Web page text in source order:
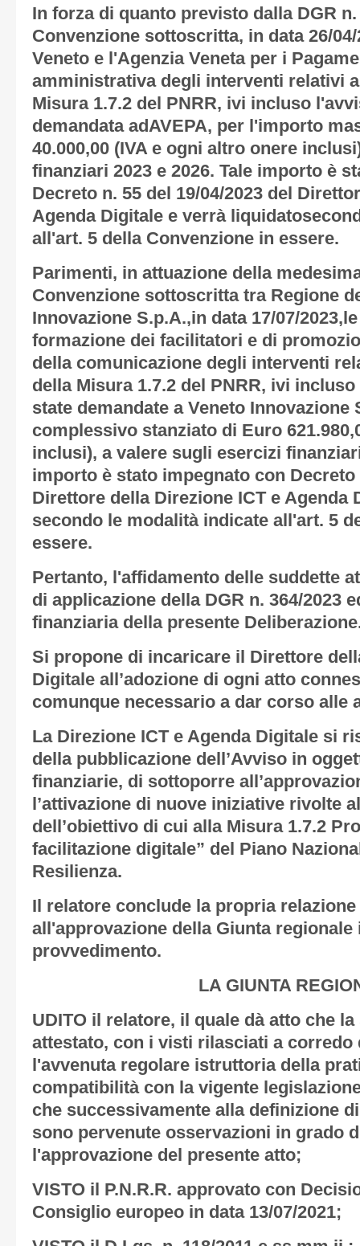
In forza di quanto previsto dalla DGR n.
Convenzione sottoscritta, in data 26/
Veneto e l'Agenzia Veneta per i
amministrativa degli interventi relativi
Misura 1.7.2 del PNRR, ivi incluso
demandata adAVEPA, per l'importo
40.000,00 (IVA e ogni altro onere
finanziari 2023 e 2026. Tale importo è
Decreto n. 55 del 19/04/2023 del
Agenda Digitale e verrà
all'art. 5 della Convenzione in essere.
Parimenti, in attuazione della
Convenzione sottoscritta tra Regione
Innovazione S.p.A.,in data 17/07/
formazione dei facilitatori e di
della comunicazione degli interventi
della Misura 1.7.2 del PNRR, ivi
state demandate a Veneto
complessivo stanziato di Euro
inclusi), a valere sugli esercizi finanziari
importo è stato impegnato con Decreto
Direttore della Direzione ICT e Agenda
secondo le modalità indicate all'art. 5
essere.
Pertanto, l'affidamento delle suddette
di applicazione della DGR n. 364/2023
finanziaria della presente
Si propone di incaricare il Direttore
Digitale all’adozione di ogni atto
comunque necessario a dar corso alle
La Direzione ICT e Agenda Digitale si
della pubblicazione dell’Avviso in
finanziarie, di sottoporre
l’attivazione di nuove iniziative rivolte
dell’obiettivo di cui alla Misura 1.7.2
facilitazione digitale” del Piano
Resilienza.
Il relatore conclude la propria
all'approvazione della Giunta regionale
provvedimento.
LA GIUNTA
UDITO il relatore, il quale dà atto che
attestato, con i visti rilasciati a corredo
l'avvenuta regolare istruttoria della
compatibilità con la vigente
che successivamente alla definizione
sono pervenute osservazioni in grado
l'approvazione del presente atto;
VISTO il P.N.R.R. approvato con
Consiglio europeo in data 13/07/2021;